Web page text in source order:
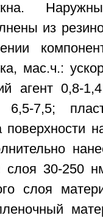
из
мас.ч.:
агент 0,8-
7,5;
слоя 30-250
слоя